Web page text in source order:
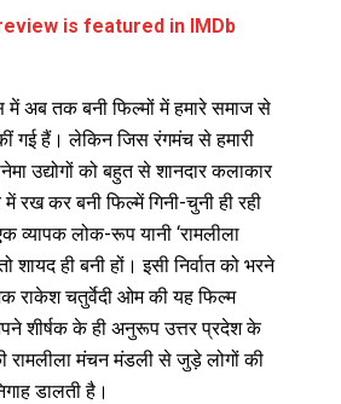
is featured in IMDb
में अब तक बनी फिल्मों में हमारे समाज से
गई हैं। लेकिन जिस रंगमंच से हमारी
उद्योगों को बहुत से शानदार कलाकार
रख कर बनी फिल्में गिनी-चुनी ही रही
लोक-रूप यानी ‘रामलीला
शायद ही बनी हों। इसी निर्वात को भरने
राकेश चतुर्वेदी ओम की यह फिल्म
शीर्षक के ही अनुरूप उत्तर प्रदेश के
मंचन मंडली से जुड़े लोगों की
डालती है।